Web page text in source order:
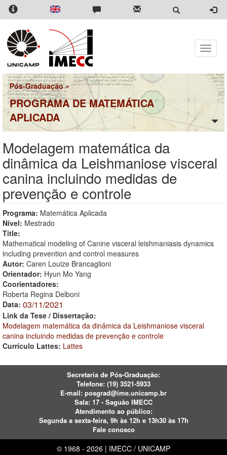
Pular
para
conteúdo
principal
Toggle
Pós-Graduação»
PROGRAMA DE MATEMÁTICA
APLICADA
Modelagem matemática da
dinâmica da Leishmaniose visceral
canina incluindo medidas de
prevenção e controle
Programa: Matemática Aplicada
Nível: Mestrado
Title:
Mathematical modeling of Canine visceral leishmaniasis dynamics
including prevention and control measures
Autor: Caren Louize Brancaglioni
Orientador: Hyun Mo Yang
Coorientadores:
Roberta Regina Delboni
Data: 03/11/2021
Link da Tese / Dissertação:
Modelagem matemática da dinâmica da Leishmaniose visceral
canina incluindo medidas de prevenção e controle
Currículo Lattes: Lattes
Secretaria de Pós-Graduação:
Telefone: (19) 3521-5933
E-mail: posgrad@ime.unicamp.br
Sala: 17 - Saguão IMECC
Atendimento ao público:
Segunda a sexta-feira, 9h às 12h e 13h30 às 17h
Fale conosco
© 1968 - 2026 | IMECC / UNICAMP